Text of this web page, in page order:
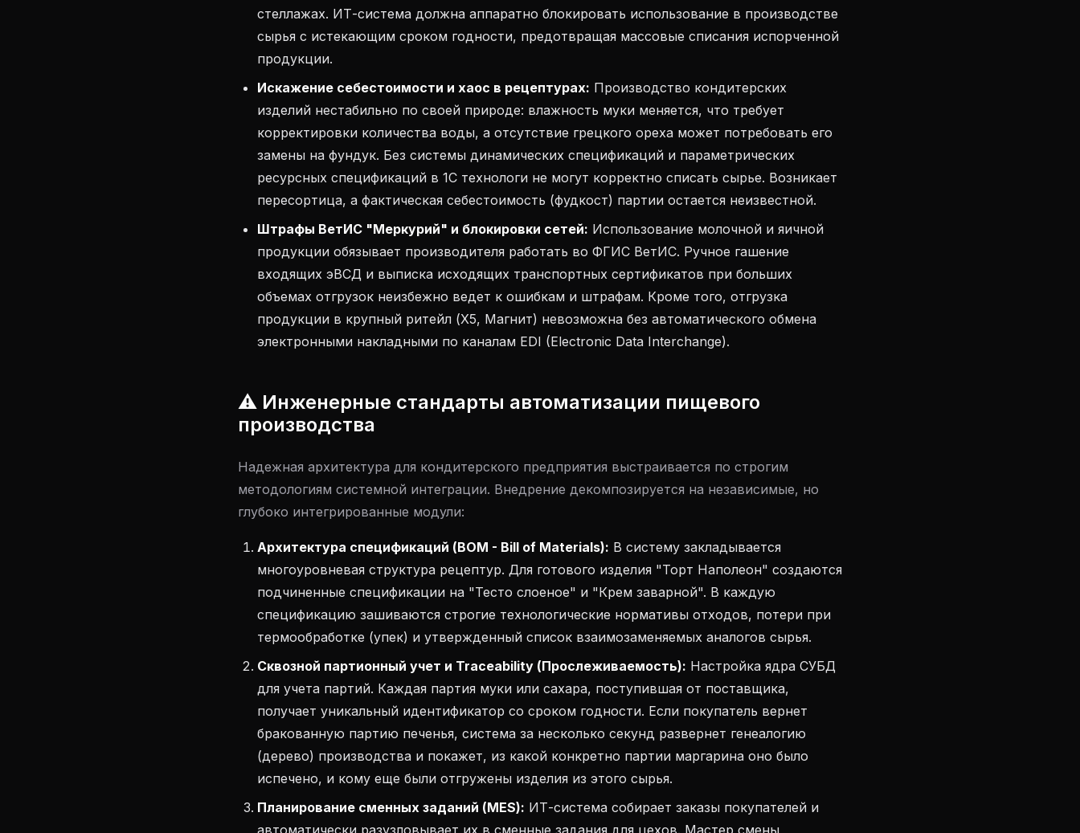
стеллажах. ИТ-система должна аппаратно блокировать использование в производстве
сырья с истекающим сроком годности, предотвращая массовые списания испорченной
продукции.
Искажение себестоимости и хаос в рецептурах: Производство кондитерских
изделий нестабильно по своей природе: влажность муки меняется, что требует
корректировки количества воды, а отсутствие грецкого ореха может потребовать его
замены на фундук. Без системы динамических спецификаций и параметрических
ресурсных спецификаций в 1С технологи не могут корректно списать сырье. Возникает
пересортица, а фактическая себестоимость (фудкост) партии остается неизвестной.
Штрафы ВетИС "Меркурий" и блокировки сетей: Использование молочной и яичной
продукции обязывает производителя работать во ФГИС ВетИС. Ручное гашение
входящих эВСД и выписка исходящих транспортных сертификатов при больших
объемах отгрузок неизбежно ведет к ошибкам и штрафам. Кроме того, отгрузка
продукции в крупный ритейл (X5, Магнит) невозможна без автоматического обмена
электронными накладными по каналам EDI (Electronic Data Interchange).
⚠️ Инженерные стандарты автоматизации пищевого
производства
Надежная архитектура для кондитерского предприятия выстраивается по строгим
методологиям системной интеграции. Внедрение декомпозируется на независимые, но
глубоко интегрированные модули:
Архитектура спецификаций (BOM - Bill of Materials): В систему закладывается
многоуровневая структура рецептур. Для готового изделия "Торт Наполеон" создаются
подчиненные спецификации на "Тесто слоеное" и "Крем заварной". В каждую
спецификацию зашиваются строгие технологические нормативы отходов, потери при
термообработке (упек) и утвержденный список взаимозаменяемых аналогов сырья.
Сквозной партионный учет и Traceability (Прослеживаемость): Настройка ядра СУБД
для учета партий. Каждая партия муки или сахара, поступившая от поставщика,
получает уникальный идентификатор со сроком годности. Если покупатель вернет
бракованную партию печенья, система за несколько секунд развернет генеалогию
(дерево) производства и покажет, из какой конкретно партии маргарина оно было
испечено, и кому еще были отгружены изделия из этого сырья.
Планирование сменных заданий (MES): ИТ-система собирает заказы покупателей и
автоматически разузловывает их в сменные задания для цехов. Мастер смены